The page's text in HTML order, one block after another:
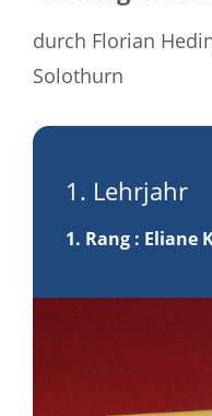
durch Florian
Solothurn
1. Lehrjahr
1. Rang : Eliane